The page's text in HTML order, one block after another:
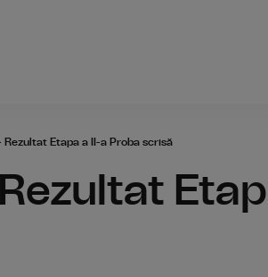
Rezultat Etapa a II-a Proba scrisă